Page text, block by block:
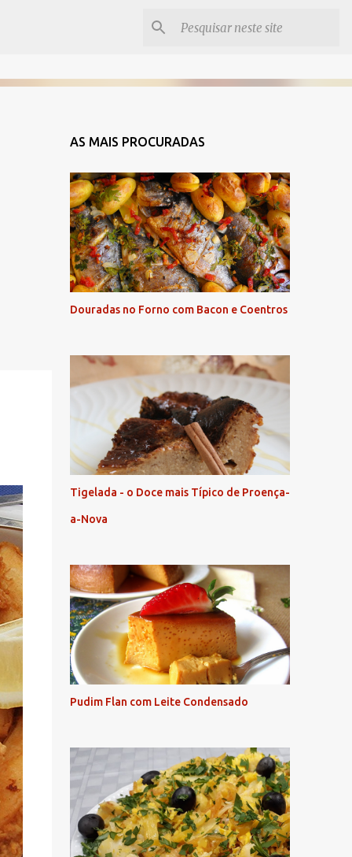
AS MAIS PROCURADAS
Douradas no Forno com Bacon e Coentros
Tigelada - o Doce mais Típico de Proença-
a-Nova
Pudim Flan com Leite Condensado